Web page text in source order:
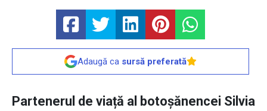
Adaugă ca sursă preferată
Partenerul de viață al botoșănencei Silvia